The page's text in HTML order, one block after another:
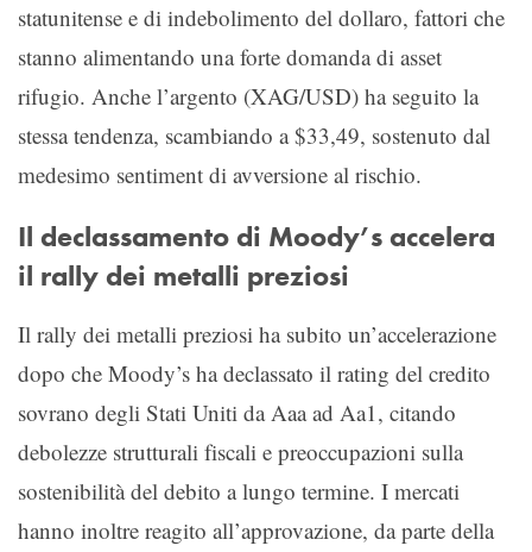
statunitense e di indebolimento del dollaro, fattori che
stanno alimentando una forte domanda di asset
rifugio. Anche l’argento (XAG/USD) ha seguito la
stessa tendenza, scambiando a $33,49, sostenuto dal
medesimo sentiment di avversione al rischio.
Il declassamento di Moody’s accelera
il rally dei metalli preziosi
Il rally dei metalli preziosi ha subito un’accelerazione
dopo che Moody’s ha declassato il rating del credito
sovrano degli Stati Uniti da Aaa ad Aa1, citando
debolezze strutturali fiscali e preoccupazioni sulla
sostenibilità del debito a lungo termine. I mercati
hanno inoltre reagito all’approvazione, da parte della